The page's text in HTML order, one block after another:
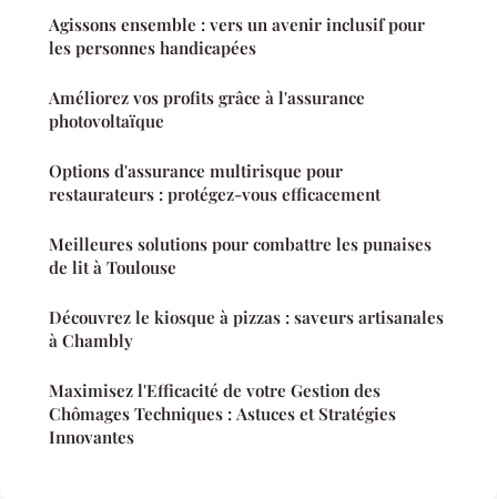
Agissons ensemble : vers un avenir inclusif pour
les personnes handicapées
Améliorez vos profits grâce à l'assurance
photovoltaïque
Options d'assurance multirisque pour
restaurateurs : protégez-vous efficacement
Meilleures solutions pour combattre les punaises
de lit à Toulouse
Découvrez le kiosque à pizzas : saveurs artisanales
à Chambly
Maximisez l'Efficacité de votre Gestion des
Chômages Techniques : Astuces et Stratégies
Innovantes